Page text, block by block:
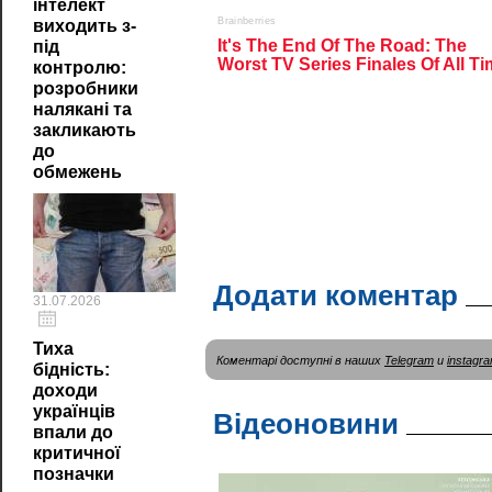
інтелект
виходить з-
під
контролю:
розробники
налякані та
закликають
до
обмежень
31.07.2026
Тиха
бідність:
доходи
українців
впали до
критичної
позначки
Додати коментар
Коментарі доступні в наших Telegram и
Відеоновини